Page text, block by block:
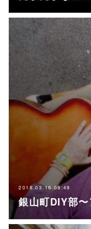
2018.03.16 08:49
銀山町DIY部